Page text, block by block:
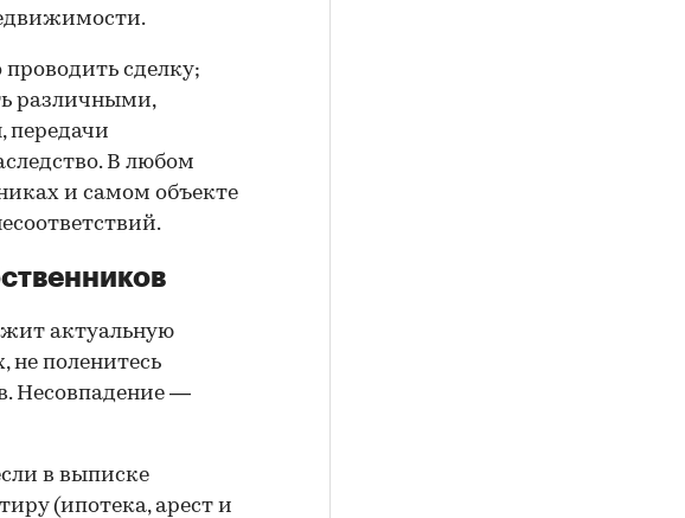
сделку;
различными,
передачи
В любом
и самом объекте
актуальную
не поленитесь
Несовпадение —
в выписке
(ипотека, арест и